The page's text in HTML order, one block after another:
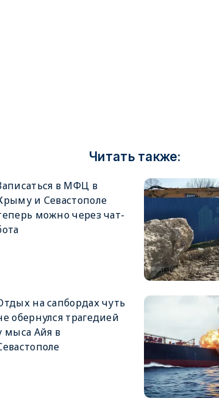
Читать также:
в МФЦ в
и Севастополе
можно через чат-
на сапбордах чуть
обернулся трагедией
мыса Айя в